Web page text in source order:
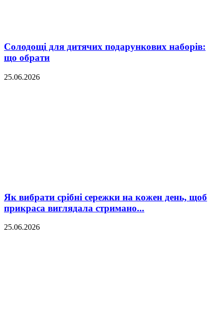
Солодощі для дитячих подарункових наборів:
що обрати
25.06.2026
Як вибрати срібні сережки на кожен день, щоб
прикраса виглядала стримано...
25.06.2026